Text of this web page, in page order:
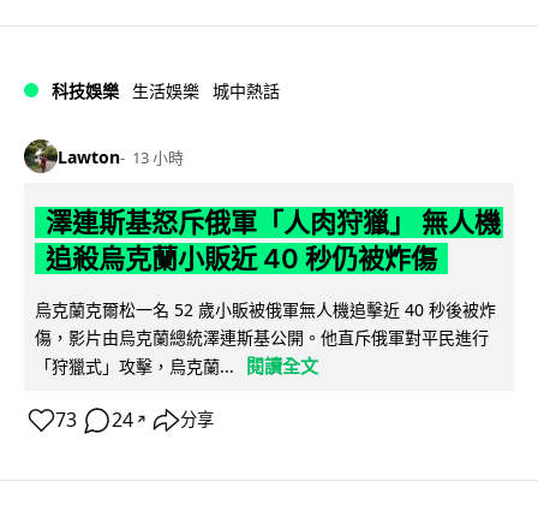
科技娛樂 生活娛樂 城中熱話
Lawton 13 小時
澤連斯基怒斥俄軍「人肉狩獵」 無人機
追殺烏克蘭小販近 40 秒仍被炸傷
烏克蘭克爾松一名 52 歲小販被俄軍無人機追擊近 40 秒後被炸
傷，影片由烏克蘭總統澤連斯基公開。他直斥俄軍對平民進行
「狩獵式」攻擊，烏克蘭...
閱讀全文
73 24 ↗ 分享